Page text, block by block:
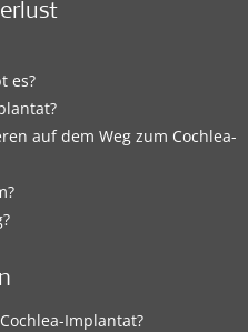
es?
auf dem Weg zum Cochlea-
Implantat?